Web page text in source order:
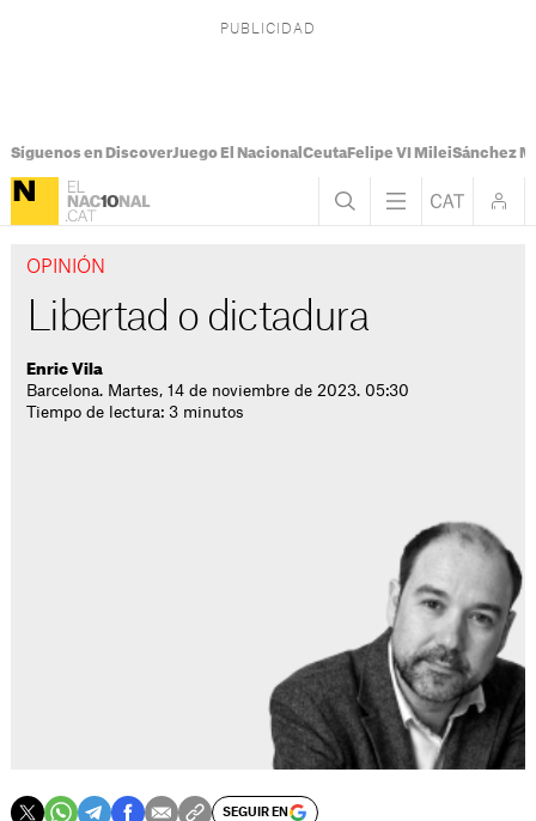
Síguenos en DiscoverJuego El Nacional CeutaFelipe VI MileiSánchez
OPINIÓN
Libertad o dictadura
Enric Vila
Barcelona. Martes, 14 de noviembre de 2023. 05:30
Tiempo de lectura: 3 minutos
SEGUIR EN